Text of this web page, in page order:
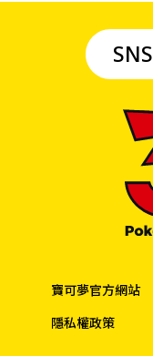
SNS
寶可夢官方網站
隱私權政策